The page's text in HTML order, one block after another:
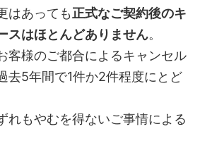
はあっても正式なご契約後のキ
スはほとんどありません。
客様のご都合によるキャンセル
去5年間で1件か2件程度にとど
れもやむを得ないご事情による